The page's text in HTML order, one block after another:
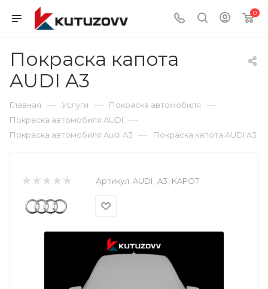
0
Покраска капота
AUDI A3
Главная — Услуги — Покраска автомобиля —
Покраска автомобиля AUDI —
Покраска автомобиля Audi A3 — Покраска капота AUDI A3
Артикул: AUDI_A3_KAPOT